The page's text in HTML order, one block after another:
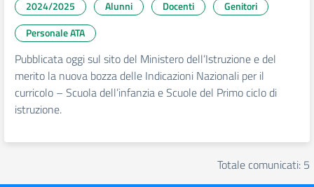
2024/2025 Alunni Docenti
Genitori
Personale ATA
Pubblicata oggi sul sito del Ministero dell’Istruzione e del
merito la nuova bozza delle Indicazioni Nazionali per il
curricolo – Scuola dell’infanzia e Scuole del Primo ciclo di
istruzione.
Totale comunicati: 5